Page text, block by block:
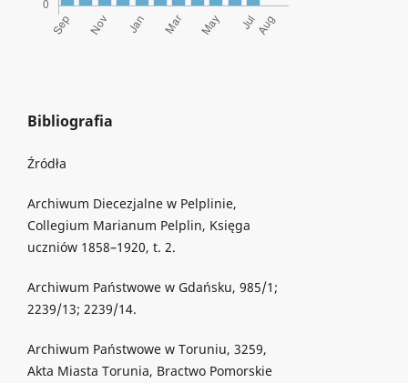
Bibliografia
Źródła
Archiwum Diecezjalne w Pelplinie,
Collegium Marianum Pelplin, Księga
uczniów 1858–1920, t. 2.
Archiwum Państwowe w Gdańsku, 985/1;
2239/13; 2239/14.
Archiwum Państwowe w Toruniu, 3259,
Akta Miasta Torunia, Bractwo Pomorskie